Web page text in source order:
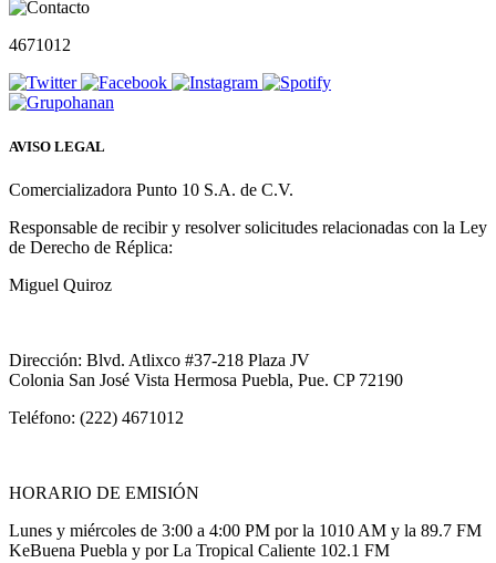
4671012
AVISO LEGAL
Comercializadora Punto 10 S.A. de C.V.
Responsable de recibir y resolver solicitudes relacionadas con la Ley
de Derecho de Réplica:
Miguel Quiroz
Dirección: Blvd. Atlixco #37-218 Plaza JV
Colonia San José Vista Hermosa Puebla, Pue. CP 72190
Teléfono: (222) 4671012
HORARIO DE EMISIÓN
Lunes y miércoles de 3:00 a 4:00 PM por la 1010 AM y la 89.7 FM
KeBuena Puebla y por La Tropical Caliente 102.1 FM